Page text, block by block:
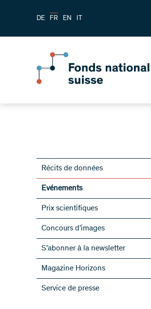
DE FR EN IT
Récits de données
Evénements
Prix scientifiques
Concours d’images
S’abonner à la newsletter
S’abonner à la newsletter du FNS
S’abonner aux newsletter des PRN
ScienceGeist
Magazine Horizons
Service de presse